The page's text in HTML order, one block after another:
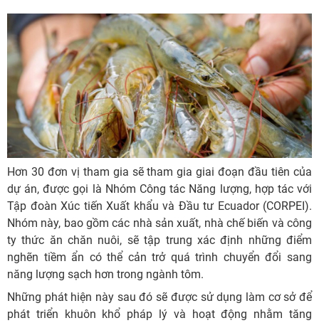
Hơn 30 đơn vị tham gia sẽ tham gia giai đoạn đầu tiên của
dự án, được gọi là Nhóm Công tác Năng lượng, hợp tác với
Tập đoàn Xúc tiến Xuất khẩu và Đầu tư Ecuador (CORPEI).
Nhóm này, bao gồm các nhà sản xuất, nhà chế biến và công
ty thức ăn chăn nuôi, sẽ tập trung xác định những điểm
nghẽn tiềm ẩn có thể cản trở quá trình chuyển đổi sang
năng lượng sạch hơn trong ngành tôm.
Những phát hiện này sau đó sẽ được sử dụng làm cơ sở để
phát triển khuôn khổ pháp lý và hoạt động nhằm tăng